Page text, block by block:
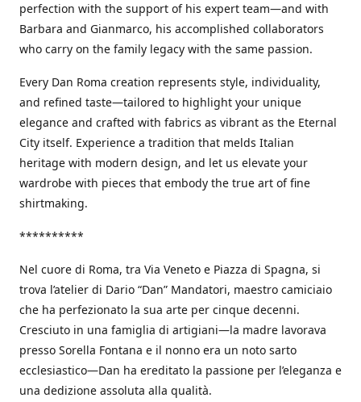
perfection with the support of his expert team—and with
Barbara and Gianmarco, his accomplished collaborators
who carry on the family legacy with the same passion.
Every Dan Roma creation represents style, individuality,
and refined taste—tailored to highlight your unique
elegance and crafted with fabrics as vibrant as the Eternal
City itself. Experience a tradition that melds Italian
heritage with modern design, and let us elevate your
wardrobe with pieces that embody the true art of fine
shirtmaking.
**********
Nel cuore di Roma, tra Via Veneto e Piazza di Spagna, si
trova l’atelier di Dario “Dan” Mandatori, maestro camiciaio
che ha perfezionato la sua arte per cinque decenni.
Cresciuto in una famiglia di artigiani—la madre lavorava
presso Sorella Fontana e il nonno era un noto sarto
ecclesiastico—Dan ha ereditato la passione per l’eleganza e
una dedizione assoluta alla qualità.